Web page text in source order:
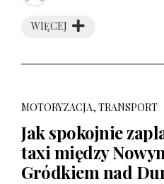
WIĘCEJ
MOTORYZACJA, TRANSPORT
Jak spokojnie
taxi między
Gródkiem nad